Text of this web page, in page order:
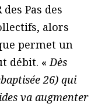
Pas des
alors
permet un
débit. «Dès
26) qui
va augmenter